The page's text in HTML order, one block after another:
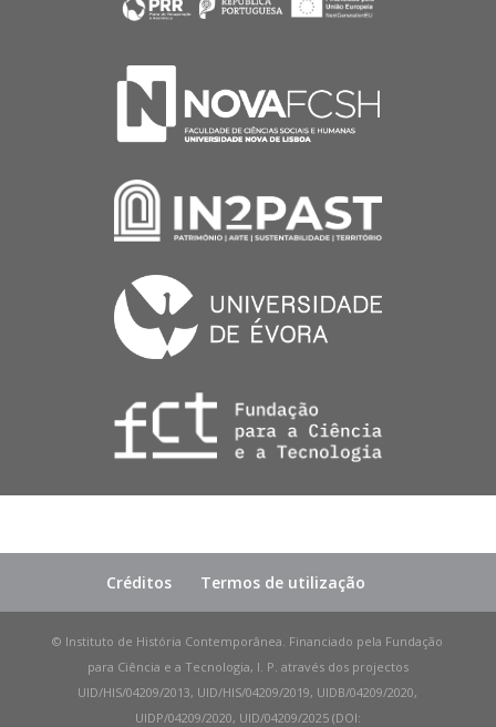
Créditos Termos de utilização
© Instituto de História Contemporânea. Financiado pela Fundação
para Ciência e a Tecnologia, I. P. através dos projectos
UID/HIS/04209/2013, UID/HIS/04209/2019, UIDB/04209/2020,
UIDP/04209/2020, UID/04209/2025 (DOI: